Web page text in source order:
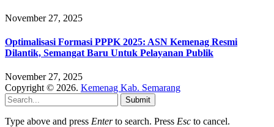
November 27, 2025
Optimalisasi Formasi PPPK 2025: ASN Kemenag Resmi
Dilantik, Semangat Baru Untuk Pelayanan Publik
November 27, 2025
Copyright © 2026. Kemenag Kab. Semarang
Submit
Type above and press Enterto search. Press Esc to cancel.